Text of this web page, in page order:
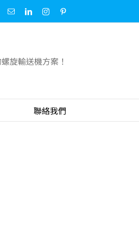
Email:LinkedInInstagram
旋輸送機方案！
聯絡我們